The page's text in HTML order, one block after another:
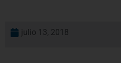
julio 13, 2018